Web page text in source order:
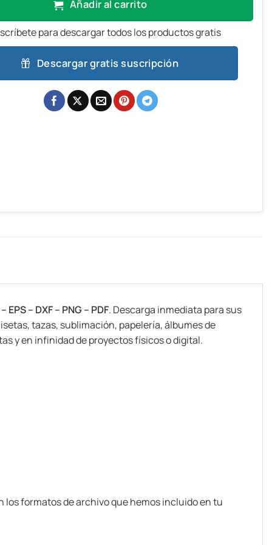
Añadir al carrito
para descargar todos los productos gratis
Descargar gratis suscripción
EPS – DXF – PNG – PDF. Descarga inmediata para sus
tazas, sublimación, papelería, álbumes de
y en infinidad de proyectos físicos o digital.
formatos de archivo que hemos incluido en tu